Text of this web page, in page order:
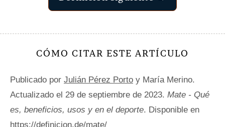
CÓMO CITAR ESTE ARTÍCULO
Publicado por Julián Pérez Porto y María Merino.
Actualizado el 29 de septiembre de 2023. Mate - Qué
es, beneficios, usos y en el deporte. Disponible en
https://definicion.de/mate/